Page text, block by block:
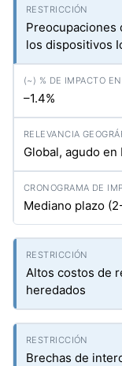
Preocupaciones
los dispositivos
–1.4%
Global, agudo
Mediano plazo
Altos costos de
heredados
Brechas de